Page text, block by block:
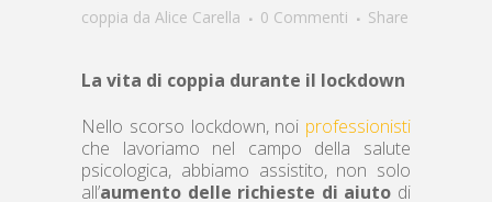
coppia da Alice Carella 0 Commenti Share
La vita di coppia durante il lockdown
Nello scorso lockdown, noi professionisti
che lavoriamo nel campo della salute
psicologica, abbiamo assistito, non solo
all’aumento delle richieste di aiuto di